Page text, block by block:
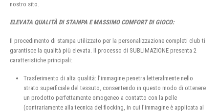
nostro sito.
ELEVATA QUALITÀ DI STAMPA E MASSIMO COMFORT DI GIOCO:
Il procedimento di stampa utilizzato per la personalizzazione completi club ti
garantisce la qualità più elevata. Il processo di SUBLIMAZIONE presenta 2
caratteristiche principali:
Trasferimento di alta qualità: l’immagine penetra letteralmente nello
strato superficiale del tessuto, consentendo in questo modo di ottenere
un prodotto perfettamente omogeneo a contatto con la pelle
(contrariamente alla tecnica del flocking, in cui l’immagine è applicata al